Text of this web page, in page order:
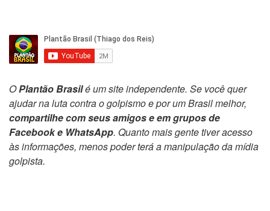
OPlantão Brasilé um site independente. Se você quer
ajudar na luta contra o golpismo e por um Brasil melhor,
compartilhe com seus amigos e em grupos de
Facebook e WhatsApp. Quanto mais gente tiver acesso
às informações, menos poder terá a manipulação da mídia
golpista.